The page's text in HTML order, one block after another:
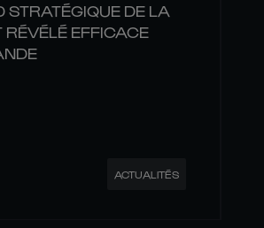
STRATÉGIQUE DE LA
RÉVÉLÉ EFFICACE
ACTUALITÉS